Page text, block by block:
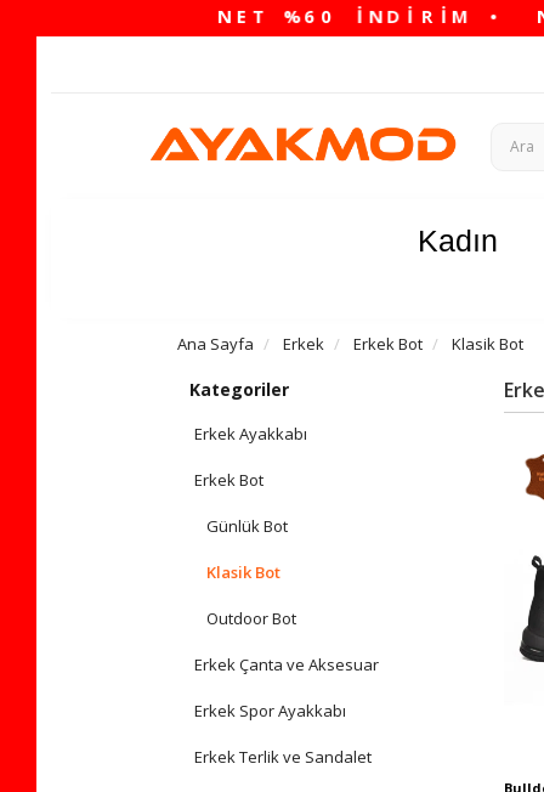
Kadın
Ana Sayfa Erkek Erkek Bot Klasik Bot
Kategoriler
Erkek Ayakkabı
Erkek Bot
Günlük Bot
Klasik Bot
Outdoor Bot
Erkek Çanta ve Aksesuar
Erkek Spor Ayakkabı
Erkek Terlik ve Sandalet